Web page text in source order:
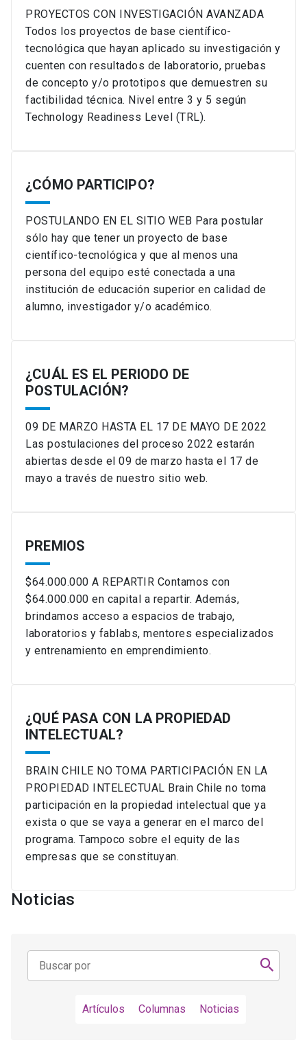
PROYECTOS CON INVESTIGACIÓN AVANZADA
Todos los proyectos de base científico-
tecnológica que hayan aplicado su investigación y
cuenten con resultados de laboratorio, pruebas
de concepto y/o prototipos que demuestren su
factibilidad técnica. Nivel entre 3 y 5 según
Technology Readiness Level (TRL).
¿CÓMO PARTICIPO?
POSTULANDO EN EL SITIO WEB Para postular
sólo hay que tener un proyecto de base
científico-tecnológica y que al menos una
persona del equipo esté conectada a una
institución de educación superior en calidad de
alumno, investigador y/o académico.
¿CUÁL ES EL PERIODO DE
POSTULACIÓN?
09 DE MARZO HASTA EL 17 DE MAYO DE 2022
Las postulaciones del proceso 2022 estarán
abiertas desde el 09 de marzo hasta el 17 de
mayo a través de nuestro sitio web.
PREMIOS
$64.000.000 A REPARTIR Contamos con
$64.000.000 en capital a repartir. Además,
brindamos acceso a espacios de trabajo,
laboratorios y fablabs, mentores especializados
y entrenamiento en emprendimiento.
¿QUÉ PASA CON LA PROPIEDAD
INTELECTUAL?
BRAIN CHILE NO TOMA PARTICIPACIÓN EN LA
PROPIEDAD INTELECTUAL Brain Chile no toma
participación en la propiedad intelectual que ya
exista o que se vaya a generar en el marco del
programa. Tampoco sobre el equity de las
empresas que se constituyan.
Noticias
Artículos Columnas Noticias